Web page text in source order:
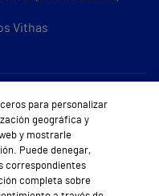
Vithas
para personalizar
geográfica y
y mostrarle
Puede denegar,
correspondientes
completa sobre